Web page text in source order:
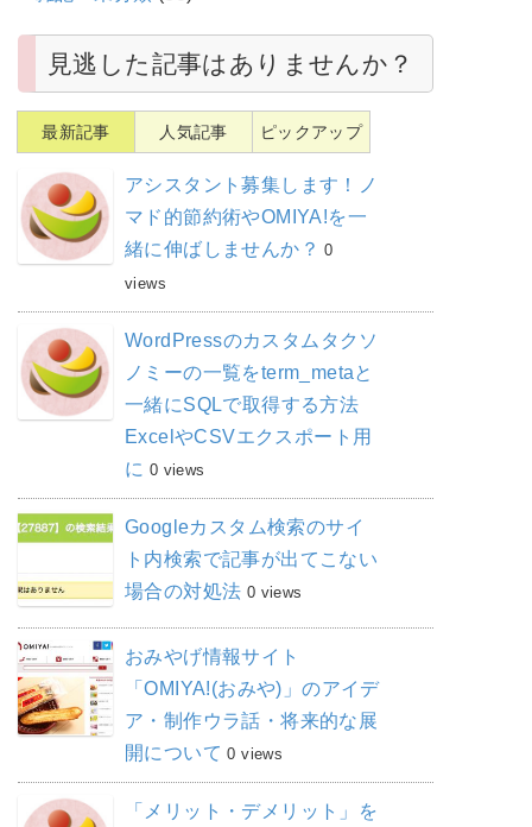
見逃した記事はありませんか？
最新記事 人気記事 ピックアップ
アシスタント募集します！ノ
マド的節約術やOMIYA!を一
緒に伸ばしませんか？ 0
views
WordPressのカスタムタクソ
ノミーの一覧をterm_metaと
一緒にSQLで取得する方法
ExcelやCSVエクスポート用
に 0 views
Googleカスタム検索のサイ
ト内検索で記事が出てこない
場合の対処法 0 views
おみやげ情報サイト
「OMIYA!(おみや)」のアイデ
ア・制作ウラ話・将来的な展
開について 0 views
「メリット・デメリット」を